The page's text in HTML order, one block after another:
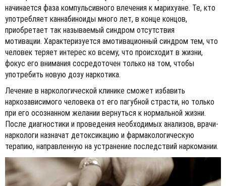
начинается фаза компульсивного влечения к марихуане. Те, кто
употребляет каннабиноиды много лет, в конце концов,
приобретает так называемый синдром отсутствия
мотивации. Характеризуется амотивационный синдром тем, что
человек теряет интерес ко всему, что происходит в жизни,
фокус его внимания сосредоточен только на том, чтобы
употребить новую дозу наркотика.
Лечение в наркологической клинике сможет избавить
наркозависимого человека от его пагубной страсти, но только
при его осознанном желании вернуться к нормальной жизни.
После диагностики и проведения необходимых анализов, врачи-
наркологи назначат детоксикацию и фармакологическую
терапию, направленную на устранение последствий наркомании.